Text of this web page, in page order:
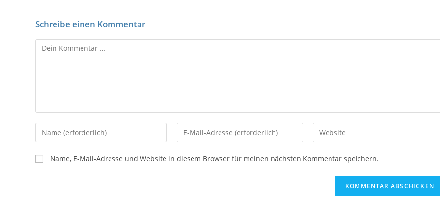
Schreibe einen Kommentar
Name, E-Mail-Adresse und Website in diesem Browser für meinen nächsten Kommentar speichern.
Campingerlebnisse , Campingfahrzeug ,